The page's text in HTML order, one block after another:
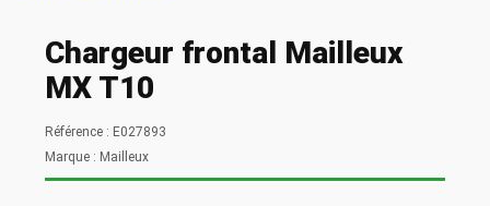
Chargeur frontal Mailleux
MX T10
Référence : E027893
Marque : Mailleux